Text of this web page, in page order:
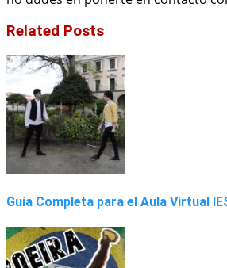
Related Posts
Guía Completa para el Aula Virtual